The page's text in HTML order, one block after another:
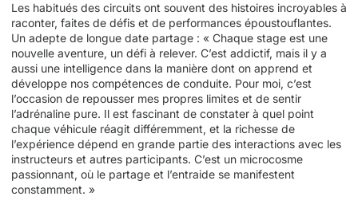
Les habitués des circuits ont souvent des histoires incroyables à
raconter, faites de défis et de performances époustouflantes.
Un adepte de longue date partage : « Chaque stage est une
nouvelle aventure, un défi à relever. C’est addictif, mais il y a
aussi une intelligence dans la manière dont on apprend et
développe nos compétences de conduite. Pour moi, c’est
l’occasion de repousser mes propres limites et de sentir
l’adrénaline pure. Il est fascinant de constater à quel point
chaque véhicule réagit différemment, et la richesse de
l’expérience dépend en grande partie des interactions avec les
instructeurs et autres participants. C’est un microcosme
passionnant, où le partage et l’entraide se manifestent
constamment. »